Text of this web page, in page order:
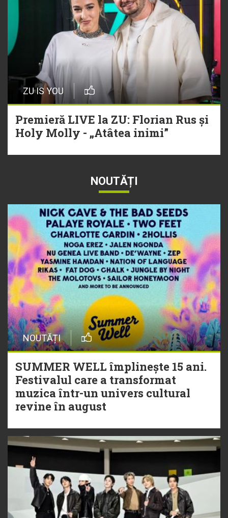
ZU IS YOU
Premieră LIVE la ZU: Florian Rus și
Holy Molly - „Atâtea inimi”
NOUTĂȚI
NOUTĂȚI
SUMMER WELL împlinește 15 ani.
Festivalul care a transformat
muzica într-un univers cultural
revine în august